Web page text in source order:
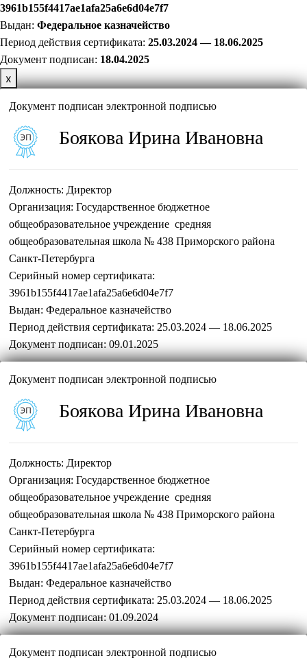
3961b155f4417ae1afa25a6e6d04e7f7
Выдан: Федеральное казначейство
Период действия сертификата: 25.03.2024 — 18.06.2025
Документ подписан: 18.04.2025
х
Документ подписан электронной подписью
Боякова Ирина Ивановна
Должность: Директор
Организация: Государственное бюджетное
общеобразовательное учреждение средняя
общеобразовательная школа № 438 Приморского района
Санкт-Петербурга
Серийный номер сертификата:
3961b155f4417ae1afa25a6e6d04e7f7
Выдан: Федеральное казначейство
Период действия сертификата: 25.03.2024 — 18.06.2025
Документ подписан: 09.01.2025
Документ подписан электронной подписью
Боякова Ирина Ивановна
Должность: Директор
Организация: Государственное бюджетное
общеобразовательное учреждение средняя
общеобразовательная школа № 438 Приморского района
Санкт-Петербурга
Серийный номер сертификата:
3961b155f4417ae1afa25a6e6d04e7f7
Выдан: Федеральное казначейство
Период действия сертификата: 25.03.2024 — 18.06.2025
Документ подписан: 01.09.2024
Документ подписан электронной подписью